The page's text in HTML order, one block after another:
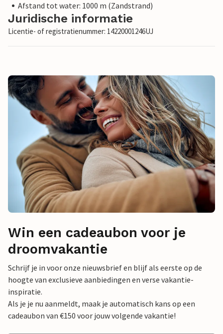
Afstand tot water: 1000 m (Zandstrand)
Juridische informatie
Licentie- of registratienummer: 14220001246UJ
Win een cadeaubon voor je
droomvakantie
Schrijf je in voor onze nieuwsbrief en blijf als eerste op de
hoogte van exclusieve aanbiedingen en verse vakantie-
inspiratie.
Als je je nu aanmeldt, maak je automatisch kans op een
cadeaubon van €150 voor jouw volgende vakantie!